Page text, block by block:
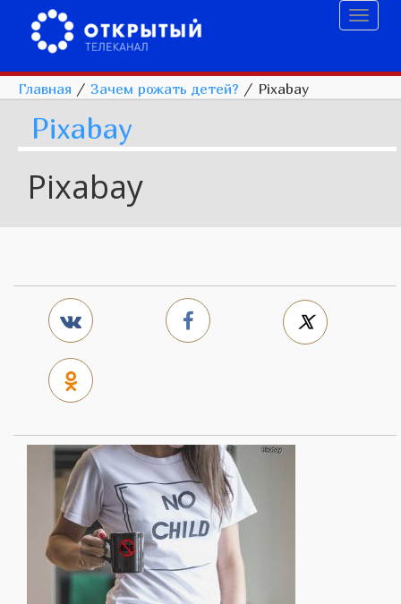
Главная / Зачем рожать детей? / Pixabay
Pixabay
Pixabay